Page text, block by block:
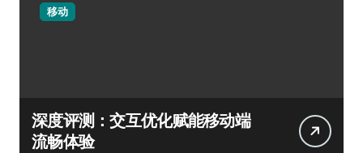
移动
深度评测：交互优化赋能移动端
流畅体验